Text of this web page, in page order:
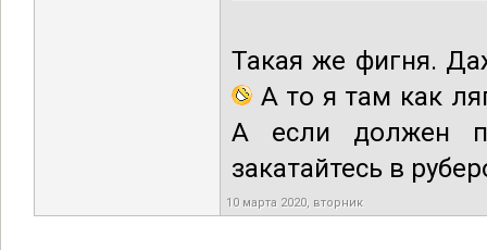
Такая же фигня.
А то я там как
А если должен
закатайтесь в
10 марта 2020, вторник